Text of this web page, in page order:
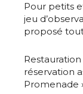
Pour petits
jeu
proposé
réservation
Promenade